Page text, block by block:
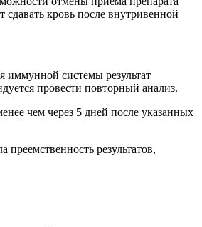
кровь после внутривенной
иммунной системы результат
провести повторный анализ.
чем через 5 дней после указанных
результатов,